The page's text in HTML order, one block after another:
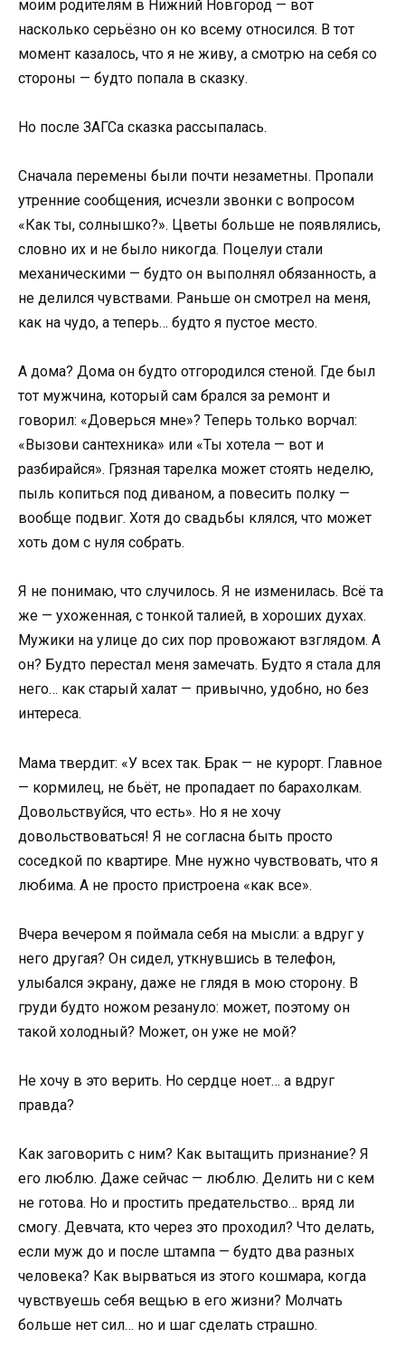
моим родителям в Нижний Новгород — вот
насколько серьёзно он ко всему относился. В тот
момент казалось, что я не живу, а смотрю на себя со
стороны — будто попала в сказку.
Но после ЗАГСа сказка рассыпалась.
Сначала перемены были почти незаметны. Пропали
утренние сообщения, исчезли звонки с вопросом
«Как ты, солнышко?». Цветы больше не появлялись,
словно их и не было никогда. Поцелуи стали
механическими — будто он выполнял обязанность, а
не делился чувствами. Раньше он смотрел на меня,
как на чудо, а теперь… будто я пустое место.
А дома? Дома он будто отгородился стеной. Где был
тот мужчина, который сам брался за ремонт и
говорил: «Доверься мне»? Теперь только ворчал:
«Вызови сантехника» или «Ты хотела — вот и
разбирайся». Грязная тарелка может стоять неделю,
пыль копиться под диваном, а повесить полку —
вообще подвиг. Хотя до свадьбы клялся, что может
хоть дом с нуля собрать.
Я не понимаю, что случилось. Я не изменилась. Всё та
же — ухоженная, с тонкой талией, в хороших духах.
Мужики на улице до сих пор провожают взглядом. А
он? Будто перестал меня замечать. Будто я стала для
него… как старый халат — привычно, удобно, но без
интереса.
Мама твердит: «У всех так. Брак — не курорт. Главное
— кормилец, не бьёт, не пропадает по барахолкам.
Довольствуйся, что есть». Но я не хочу
довольствоваться! Я не согласна быть просто
соседкой по квартире. Мне нужно чувствовать, что я
любима. А не просто пристроена «как все».
Вчера вечером я поймала себя на мысли: а вдруг у
него другая? Он сидел, уткнувшись в телефон,
улыбался экрану, даже не глядя в мою сторону. В
груди будто ножом резануло: может, поэтому он
такой холодный? Может, он уже не мой?
Не хочу в это верить. Но сердце ноет… а вдруг
правда?
Как заговорить с ним? Как вытащить признание? Я
его люблю. Даже сейчас — люблю. Делить ни с кем
не готова. Но и простить предательство… вряд ли
смогу. Девчата, кто через это проходил? Что делать,
если муж до и после штампа — будто два разных
человека? Как вырваться из этого кошмара, когда
чувствуешь себя вещью в его жизни? Молчать
больше нет сил… но и шаг сделать страшно.